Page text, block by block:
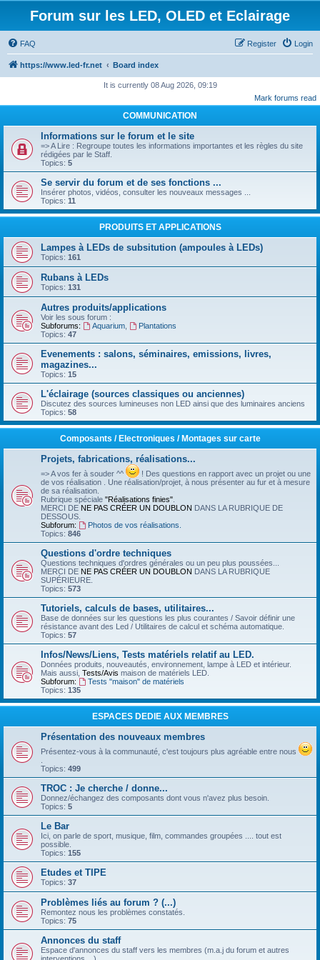
Forum sur les LED, OLED et Eclairage
FAQ Login
Register
https://www.led-fr.net Board index
It is currently 08 Aug 2026, 09:19
Mark forums read
COMMUNICATION
Informations sur le forum et le site
=> A Lire : Regroupe toutes les informations importantes et les règles du site
rédigées par le Staff.
Topics: 5
Se servir du forum et de ses fonctions ...
Insérer photos, vidéos, consulter les nouveaux messages ...
Topics: 11
PRODUITS ET APPLICATIONS
Lampes à LEDs de subsitution (ampoules à LEDs)
Topics: 161
Rubans à LEDs
Topics: 131
Autres produits/applications
Voir les sous forum :
Subforums:
Aquarium,
Plantations
Topics: 47
Evenements : salons, séminaires, emissions, livres,
magazines...
Topics: 15
L'éclairage (sources classiques ou anciennes)
Discutez des sources lumineuses non LED ainsi que des luminaires anciens
Topics: 58
Composants / Electroniques / Montages sur carte
Projets, fabrications, réalisations...
=> A vos fer à souder ^^
! Des questions en rapport avec un projet ou une
de vos réalisation . Une réalisation/projet, à nous présenter au fur et à mesure
de sa réalisation.
Rubrique spéciale "Réalisations finies"
MERCI DE NE PAS CRÉER UN DOUBLON DANS LA RUBRIQUE DE
DESSOUS.
Subforum:
Photos de vos réalisations.
Topics: 846
Questions d'ordre techniques
Questions techniques d'ordres générales ou un peu plus poussées...
MERCI DE NE PAS CRÉER UN DOUBLON DANS LA RUBRIQUE
SUPÉRIEURE.
Topics: 573
Tutoriels, calculs de bases, utilitaires...
Base de données sur les questions les plus courantes / Savoir définir une
résistance avant des Led / Utilitaires de calcul et schéma automatique.
Topics: 57
Infos/News/Liens, Tests matériels relatif au LED.
Données produits, nouveautés, environnement, lampe à LED et intérieur.
Mais aussi, Tests/Avis maison de matériels LED.
Subforum:
Tests "maison" de matériels
Topics: 135
ESPACES DEDIE AUX MEMBRES
Présentation des nouveaux membres
Présentez-vous à la communauté, c'est toujours plus agréable entre nous
Topics: 499
TROC : Je cherche / donne...
Donnez/échangez des composants dont vous n'avez plus besoin.
Topics: 5
Le Bar
Ici, on parle de sport, musique, film, commandes groupées .... tout est
possible.
Topics: 155
Etudes et TIPE
Topics: 37
Problèmes liés au forum ? (...)
Remontez nous les problèmes constatés.
Topics: 75
Annonces du staff
Espace d'annonces du staff vers les membres (m.a.j du forum et autres